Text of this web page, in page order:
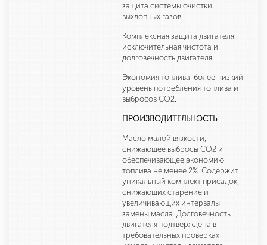
защита системы очистки
выхлопных газов.
Комплексная защита двигателя:
исключительная чистота и
долговечность двигателя.
Экономия топлива: более низкий
уровень потребления топлива и
выбросов CO2.
ПРОИЗВОДИТЕЛЬНОСТЬ
Масло малой вязкости,
снижающее выбросы CO2 и
обеспечивающее экономию
топлива не менее 2%. Содержит
уникальный комплект присадок,
снижающих старение и
увеличивающих интервалы
замены масла. Долговечность
двигателя подтверждена в
требовательных проверках